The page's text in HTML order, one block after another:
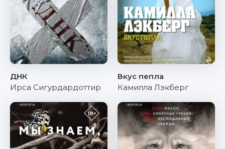
ДНК
Ирса Сигурдардоттир
Вкус пепла
Камилла Лэкберг